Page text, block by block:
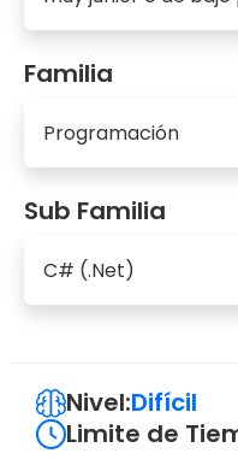
Familia
Programación
Sub Familia
C# (.Net)
Nivel:Difícil
Limite de